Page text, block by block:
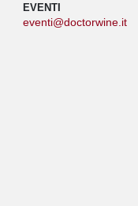
EVENTI
eventi@doctorwine.it